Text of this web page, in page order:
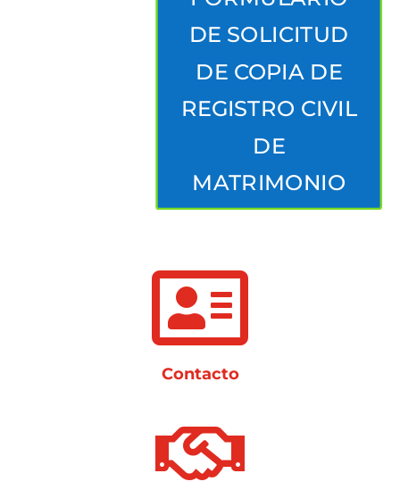
DE SOLICITUD
DE COPIA DE
REGISTRO CIVIL
DE
MATRIMONIO

Contacto
